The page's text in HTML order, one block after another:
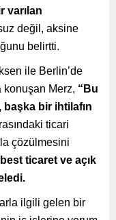
varılan
değil, aksine
belirtti.
ile Berlin’de
konuşan Merz, “Bu
başka bir ihtilafın
ticari
çözülmesini
ticaret ve açık
ilgili gelen bir